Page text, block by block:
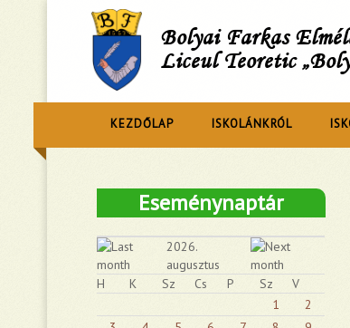
Bolyai Farkas
Liceul Teoretic
KEZDŐLAP ISKOLÁNKRÓL
Eseménynaptár
2026.
augusztus
H
K Sz Cs P Sz
V
1
2